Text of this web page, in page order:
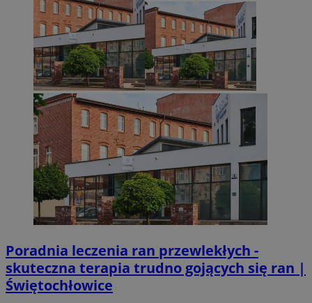
Poradnia leczenia ran przewlekłych -
skuteczna terapia trudno gojących się ran |
Świętochłowice